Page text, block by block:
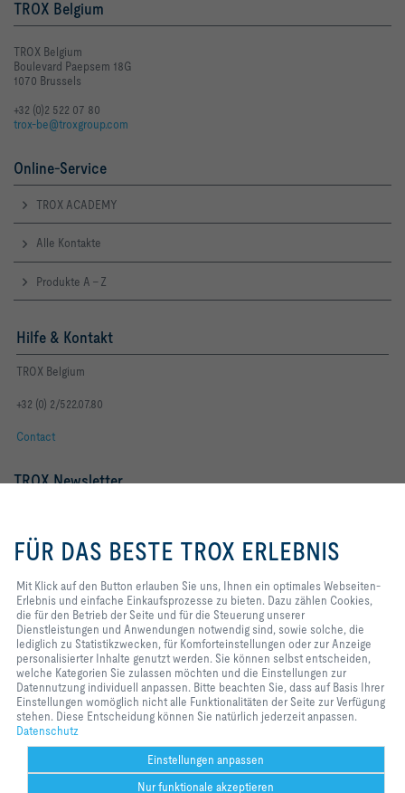
TROX Belgium
TROX Belgium
Boulevard Paepsem 18G
1070 Brussels
+32 (0)2 522 07 80
trox-be@troxgroup.com
Online-Service
TROX ACADEMY
Alle Kontakte
Produkte A - Z
Hilfe & Kontakt
TROX Belgium
+32 (0) 2/522.07.80
Contact
TROX Newsletter
Newsletter footer form legal terms Jetzt abonnieren
Home Kontakt
Sie uns, Ihnen ein optimales
Webseiten-Erlebnis und einfache
zählen Cookies, die für den
Betrieb der Seite und für die
Steuerung unserer
Dienstleistungen und
Anwendungen notwendig sind,
sowie solche, die lediglich zu
Statistikzwecken, für
Komforteinstellungen oder zur
Anzeige personalisierter Inhalte
genutzt werden. Sie können selbst
Sie zulassen möchten und die
Einstellungen zur Datennutzung
individuell anpassen. Bitte
beachten Sie, dass auf Basis Ihrer
FÜR DAS BESTE TROX ERLEBNIS
Mit Klick auf den Button erlauben Sie uns, Ihnen ein optimales Webseiten-
Erlebnis und einfache Einkaufsprozesse zu bieten. Dazu zählen Cookies,
die für den Betrieb der Seite und für die Steuerung unserer
Dienstleistungen und Anwendungen notwendig sind, sowie solche, die
lediglich zu Statistikzwecken, für Komforteinstellungen oder zur Anzeige
personalisierter Inhalte genutzt werden. Sie können selbst entscheiden,
welche Kategorien Sie zulassen möchten und die Einstellungen zur
Datennutzung individuell anpassen. Bitte beachten Sie, dass auf Basis Ihrer
Einstellungen womöglich nicht alle Funktionalitäten der Seite zur Verfügung
stehen. Diese Entscheidung können Sie natürlich jederzeit anpassen.
Datenschutz
Einstellungen anpassen
Nur funktionale akzeptieren